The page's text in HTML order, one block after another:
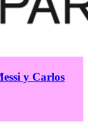
y Carlos